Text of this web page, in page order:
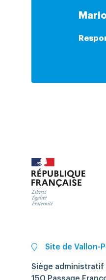
Site de Vallon-
Siège administratif